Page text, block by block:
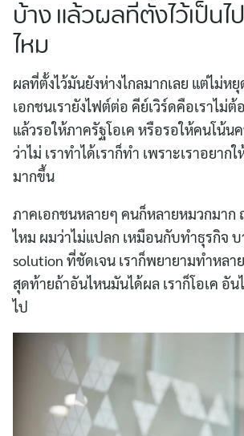
บ้าง แล้วผลที่ตั้งไว้เป็น
ไหม
ผลที่ตั้งไว้มันยังห่างไกลมากเลย แต่ไม่ห
เอกชนเรายังไฟต์ต่อ คีย์เวิร์ดคือเราไม่ต้
แล้วรอให้ภาครัฐโอเค หรือรอให้คนโน้น
ว่าไม่ เราทำได้เราก็ทำ เพราะเราอยา
มากขึ้น
ภาคเอกชนหลายๆ คนก็หลายหมวกมาก
ไหม ผมว่าไม่แปลก เหมือนกับทำธุรกิจ บ
solution ที่ชัดเจน เราก็พยายามทำหลา
สุดท้ายถ้าอันไหนมันได้ผล เราก็โอเค อัน
ไป